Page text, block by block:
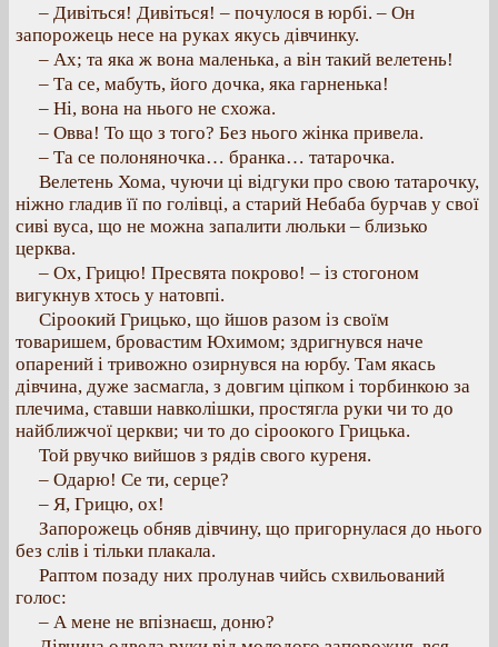
– Дивіться! Дивіться! – почулося в юрбі. – Он
запорожець несе на руках якусь дівчинку.
– Ах; та яка ж вона маленька, а він такий велетень!
– Та се, мабуть, його дочка, яка гарненька!
– Ні, вона на нього не схожа.
– Овва! То що з того? Без нього жінка привела.
– Та се полоняночка… бранка… татарочка.
Велетень Хома, чуючи ці відгуки про свою татарочку,
ніжно гладив її по голівці, а старий Небаба бурчав у свої
сиві вуса, що не можна запалити люльки – близько
церква.
– Ох, Грицю! Пресвята покрово! – із стогоном
вигукнув хтось у натовпі.
Сіроокий Грицько, що йшов разом із своїм
товаришем, бровастим Юхимом; здригнувся наче
опарений і тривожно озирнувся на юрбу. Там якась
дівчина, дуже засмагла, з довгим ціпком і торбинкою за
плечима, ставши навколішки, простягла руки чи то до
найближчої церкви; чи то до сіроокого Грицька.
Той рвучко вийшов з рядів свого куреня.
– Одарю! Се ти, серце?
– Я, Грицю, ох!
Запорожець обняв дівчину, що пригорнулася до нього
без слів і тільки плакала.
Раптом позаду них пролунав чийсь схвильований
голос:
– А мене не впізнаєш, доню?